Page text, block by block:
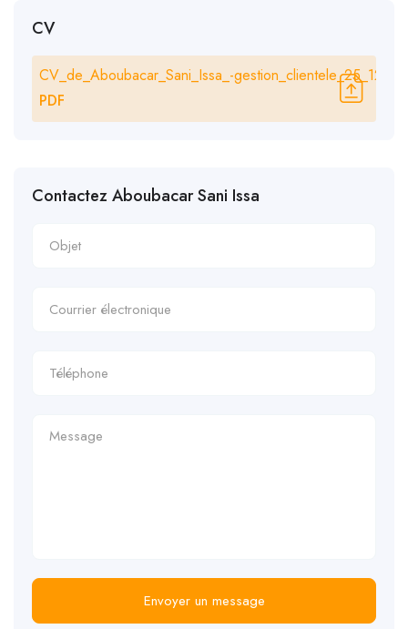
CV
CV_de_Aboubacar_Sani_Issa_-
PDF
Contactez Aboubacar Sani Issa
Envoyer un message